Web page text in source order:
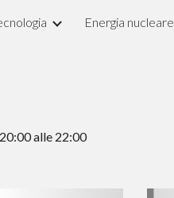
content Energia nucleare
alle 22:00